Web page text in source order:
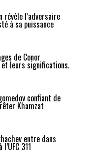
révèle l’adversaire
à sa puissance
de Conor
et leurs significations.
confiant de
Khamzat
entre dans
311